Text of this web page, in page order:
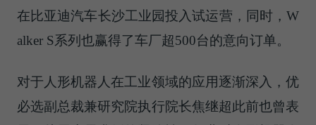
在比亚迪汽车长沙工业园投入试运营，同时，W
alker S系列也赢得了车厂超500台的意向订单。
对于人形机器人在工业领域的应用逐渐深入，优
必选副总裁兼研究院执行院长焦继超此前也曾表